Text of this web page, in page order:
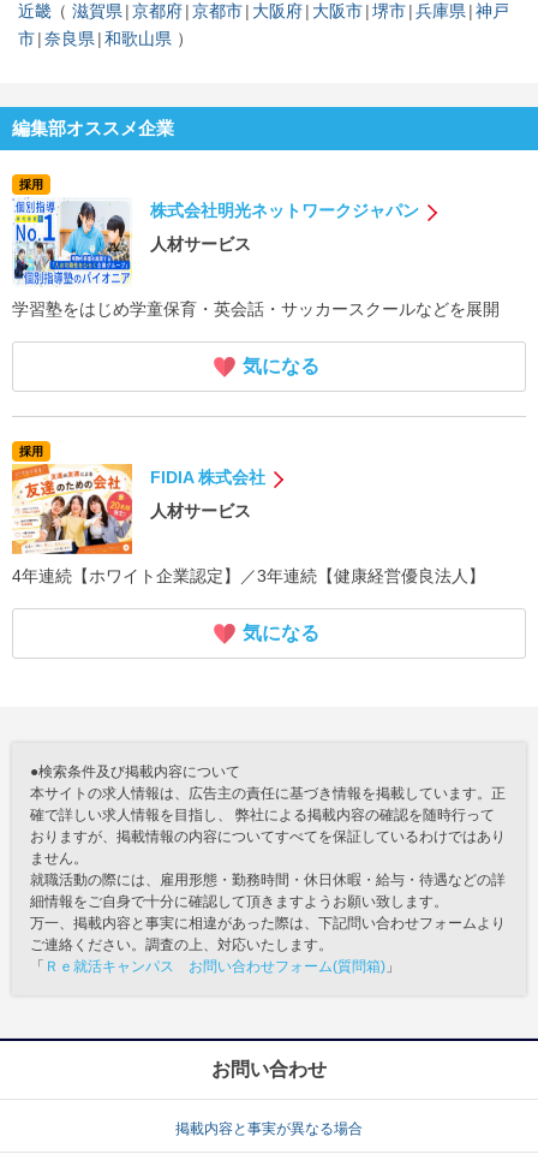
近畿
滋賀県 京都府 京都市 大阪府 大阪市 堺市 兵庫県 神戸
市 奈良県 和歌山県
編集部オススメ企業
採用
株式会社明光ネットワークジャパン
人材サービス
学習塾をはじめ学童保育・英会話・サッカースクールなどを展開
気になる
採用
FIDIA 株式会社
人材サービス
4年連続【ホワイト企業認定】／3年連続【健康経営優良法人】
気になる
●検索条件及び掲載内容について
本サイトの求人情報は、広告主の責任に基づき情報を掲載しています。正
確で詳しい求人情報を目指し、 弊社による掲載内容の確認を随時行って
おりますが、掲載情報の内容についてすべてを保証しているわけではあり
ません。
就職活動の際には、雇用形態・勤務時間・休日休暇・給与・待遇などの詳
細情報をご自身で十分に確認して頂きますようお願い致します。
万一、掲載内容と事実に相違があった際は、下記問い合わせフォームより
ご連絡ください。調査の上、対応いたします。
「 Ｒｅ就活キャンパス お問い合わせフォーム(質問箱) 」
お問い合わせ
掲載内容と事実が異なる場合